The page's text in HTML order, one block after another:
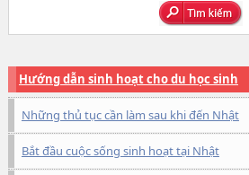
Hướng dẫn sinh hoạt cho du học sinh
Những thủ tục cần làm sau khi đến Nhật
Bắt đầu cuộc sống sinh hoạt tại Nhật